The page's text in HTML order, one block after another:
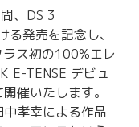
、DS 3
る発売を記念し、
ラス初の100%エレ
E-TENSE デビュ
催いたします。
孝幸による作品